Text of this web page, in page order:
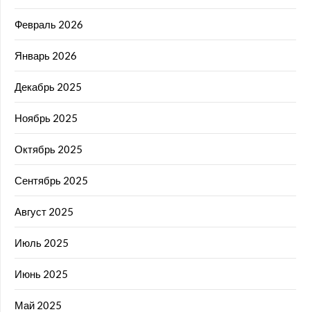
Февраль 2026
Январь 2026
Декабрь 2025
Ноябрь 2025
Октябрь 2025
Сентябрь 2025
Август 2025
Июль 2025
Июнь 2025
Май 2025